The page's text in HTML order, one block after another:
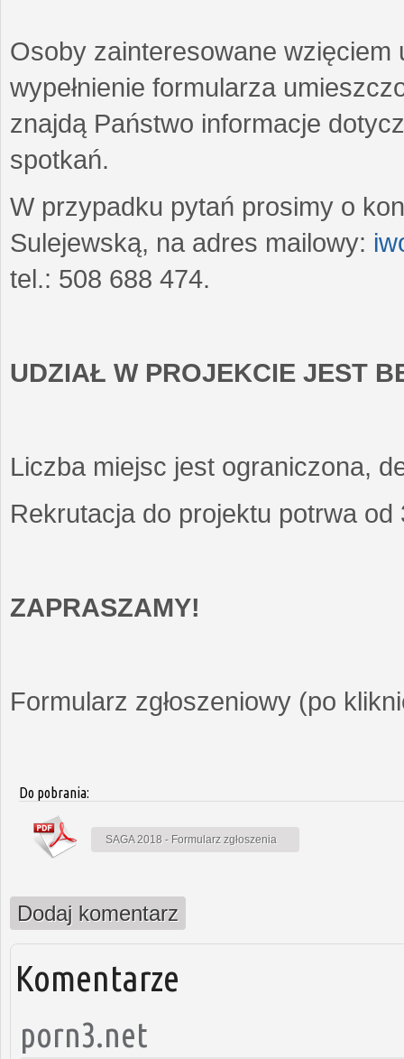
Osoby zainteresowane wzięciem
wypełnienie formularza
znajdą Państwo informacje
spotkań.
W przypadku pytań prosimy o
Sulejewską, na adres mailowy:
tel.: 508 688 474.
UDZIAŁ W PROJEKCIE JEST
Liczba miejsc jest ograniczona,
Rekrutacja do projektu potrwa
ZAPRASZAMY!
Formularz zgłoszeniowy (po
Do pobrania:
SAGA 2018 - Formularz zgłoszenia
Dodaj komentarz
Komentarze
porn3.net